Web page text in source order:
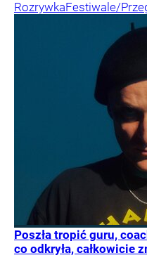
RozrywkaFestiwale/
Poszła tropić guru,
co odkryła, całkowicie